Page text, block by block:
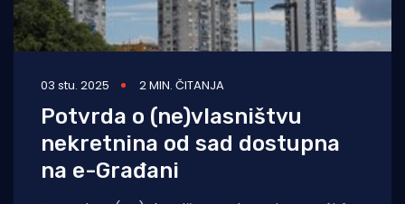
03 stu. 2025 2 MIN. ČITANJA
Potvrda o (ne)vlasništvu
nekretnina od sad dostupna
na e-Građani